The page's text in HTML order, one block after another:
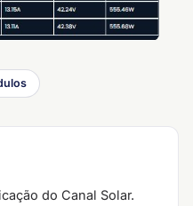
do Canal Solar.